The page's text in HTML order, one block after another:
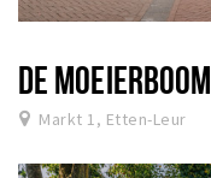
DE MOEIERBOOM
Markt 1, Etten-Leur